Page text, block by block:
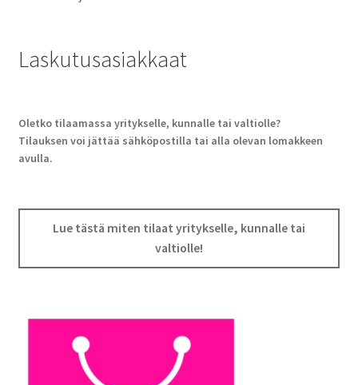
Laskutusasiakkaat
Oletko tilaamassa yritykselle, kunnalle tai valtiolle?
Tilauksen voi jättää sähköpostilla tai alla olevan lomakkeen
avulla.
Lue tästä miten tilaat yritykselle, kunnalle tai
valtiolle!